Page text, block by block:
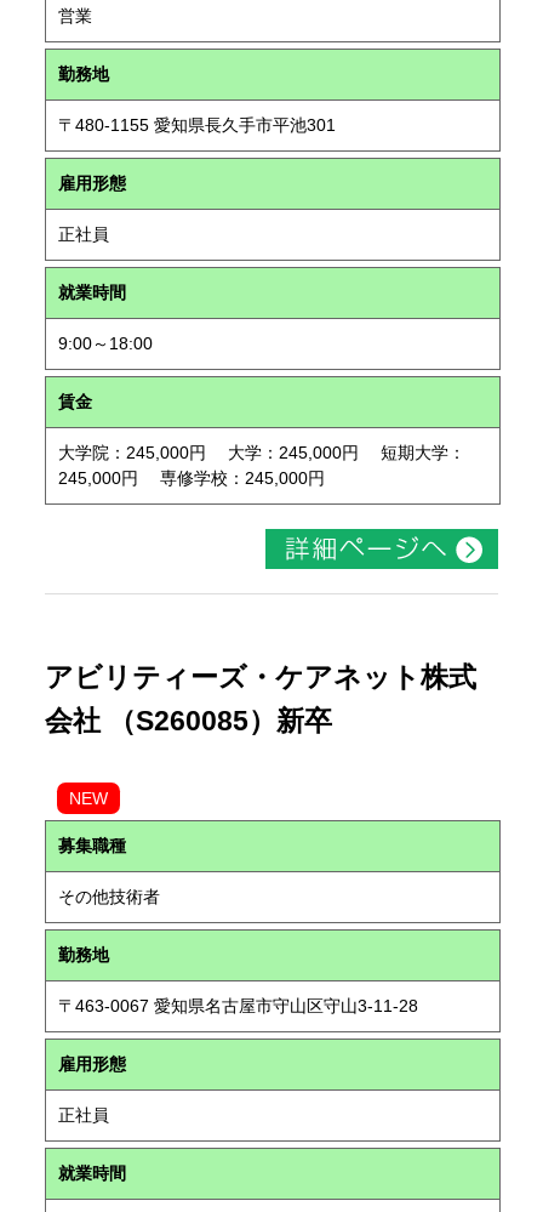
営業
勤務地
〒480-1155 愛知県長久手市平池301
雇用形態
正社員
就業時間
9:00～18:00
賃金
大学院：245,000円 大学：245,000円 短期大学：
245,000円 専修学校：245,000円
アビリティーズ・ケアネット株式
会社 （S260085）新卒
NEW
募集職種
その他技術者
勤務地
〒463-0067 愛知県名古屋市守山区守山3-11-28
雇用形態
正社員
就業時間